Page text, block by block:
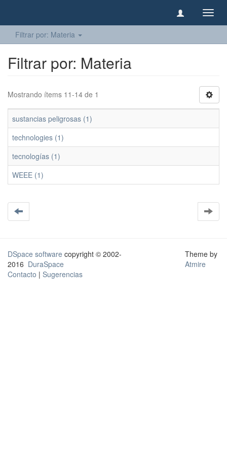
Filtrar por: Materia
Filtrar por: Materia
Mostrando ítems 11-14 de 1
sustancias peligrosas (1)
technologies (1)
tecnologías (1)
WEEE (1)
DSpace software copyright © 2002-
2016 DuraSpace
Contacto | Sugerencias
Theme by
Atmire